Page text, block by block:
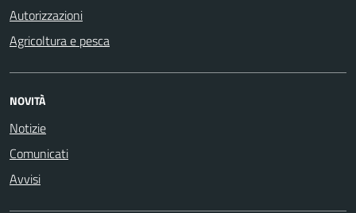
Autorizzazioni
Agricoltura e pesca
NOVITÀ
Notizie
Comunicati
Avvisi